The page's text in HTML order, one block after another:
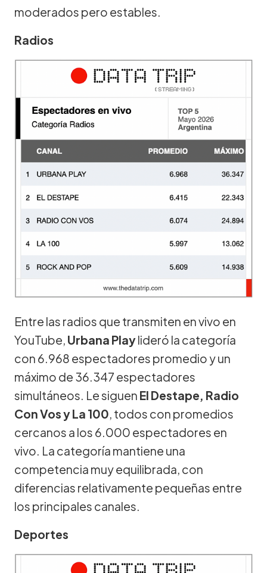
moderados pero estables.
Radios
Entre las radios que transmiten en vivo en
YouTube, Urbana Playlideró la categoría
con 6.968 espectadores promedio y un
máximo de 36.347 espectadores
simultáneos. Le siguen El Destape, Radio
Con Vos y La 100, todos con promedios
cercanos a los 6.000 espectadores en
vivo. La categoría mantiene una
competencia muy equilibrada, con
diferencias relativamente pequeñas entre
los principales canales.
Deportes